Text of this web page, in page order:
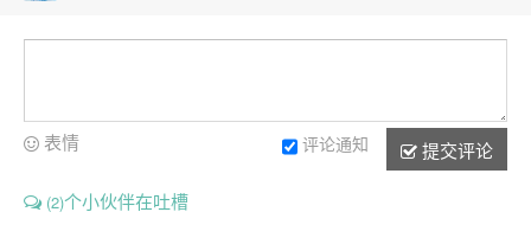
提交评论
评论通知
表情
(2)个小伙伴在吐槽